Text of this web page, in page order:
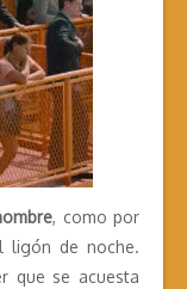
, como por
ligón de noche.
que se acuesta